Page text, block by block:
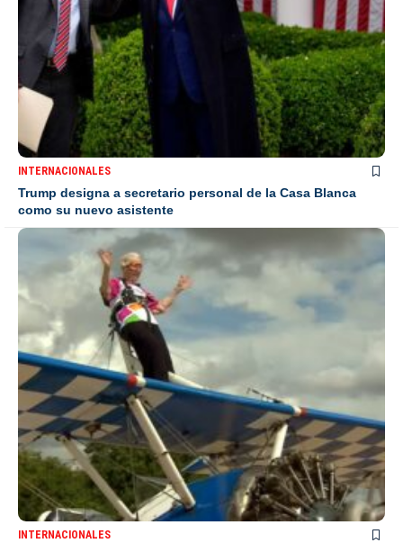
INTERNACIONALES
Trump designa a secretario personal de la Casa Blanca
como su nuevo asistente
INTERNACIONALES